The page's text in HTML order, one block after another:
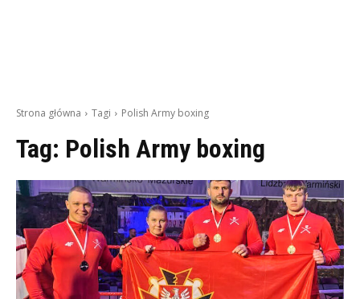
Strona główna Tagi Polish Army boxing
Tag: Polish Army boxing